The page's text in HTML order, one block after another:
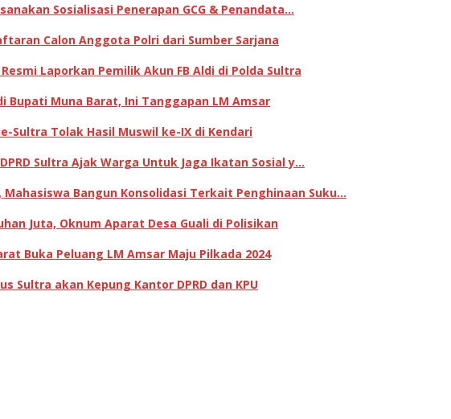
Sosialisasi Penerapan GCG & Penandata…
Calon Anggota Polri dari Sumber Sarjana
Laporkan Pemilik Akun FB Aldi di Polda Sultra
Bupati Muna Barat, Ini Tanggapan LM Amsar
Sultra Tolak Hasil Muswil ke-IX di Kendari
Sultra Ajak Warga Untuk Jaga Ikatan Sosial y…
Mahasiswa Bangun Konsolidasi Terkait Penghinaan Suku…
Juta, Oknum Aparat Desa Guali di Polisikan
Buka Peluang LM Amsar Maju Pilkada 2024
Sultra akan Kepung Kantor DPRD dan KPU